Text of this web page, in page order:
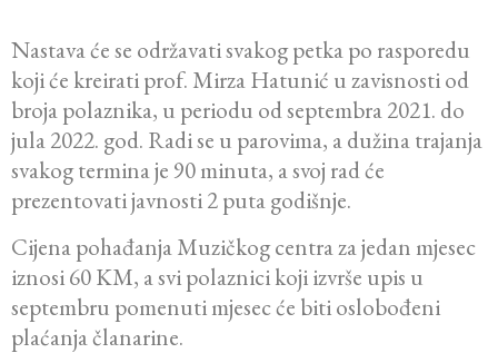
Nastava će se održavati svakog petka po rasporedu
koji će kreirati prof. Mirza Hatunić u zavisnosti od
broja polaznika, u periodu od septembra 2021. do
jula 2022. god. Radi se u parovima, a dužina trajanja
svakog termina je 90 minuta, a svoj rad će
prezentovati javnosti 2 puta godišnje.
Cijena pohađanja Muzičkog centra za jedan mjesec
iznosi 60 KM, a svi polaznici koji izvrše upis u
septembru pomenuti mjesec će biti oslobođeni
plaćanja članarine.